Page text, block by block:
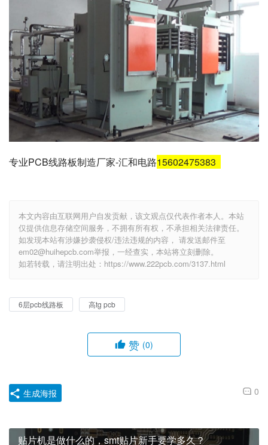
专业PCB线路板制造厂家-汇和电路15602475383
本文内容由互联网用户自发贡献，该文观点仅代表作者本人。本站
仅提供信息存储空间服务，不拥有所有权，不承担相关法律责任。
如发现本站有涉嫌抄袭侵权/违法违规的内容， 请发送邮件至
em02@huihepcb.com举报，一经查实，本站将立刻删除。
如若转载，请注明出处：https://www.222pcb.com/3137.html
6层pcb线路板 高tg pcb
赞 (0)
0
生成海报
贴片机是做什么的，smt贴片新手要学多久？